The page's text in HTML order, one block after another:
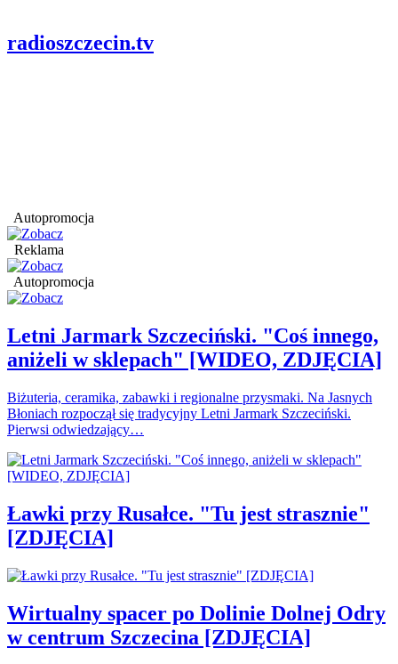
radioszczecin.tv
Autopromocja
Reklama
Autopromocja
Letni Jarmark Szczeciński. "Coś innego,
aniżeli w sklepach" [WIDEO, ZDJĘCIA]
Biżuteria, ceramika, zabawki i regionalne przysmaki. Na Jasnych
Błoniach rozpoczął się tradycyjny Letni Jarmark Szczeciński.
Pierwsi odwiedzający…
Ławki przy Rusałce. "Tu jest strasznie"
[ZDJĘCIA]
Wirtualny spacer po Dolinie Dolnej Odry
w centrum Szczecina [ZDJĘCIA]